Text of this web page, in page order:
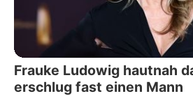
Frauke Ludowig hautnah
erschlug fast einen Mann